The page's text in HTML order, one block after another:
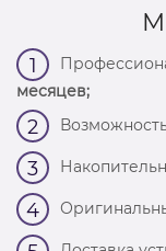
1
месяцев;
2
3
4